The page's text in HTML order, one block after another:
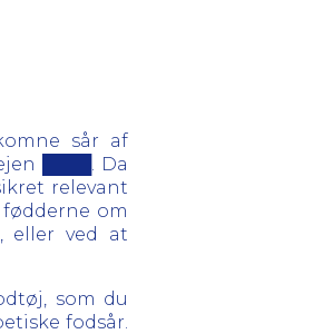
sår af
████. Da
relevant
om
eller ved at
som du
fodsår.